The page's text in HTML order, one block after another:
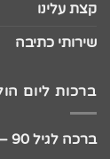
קצת עלינו
שירותי כתיבה
ברכות ליום
ברכה לגיל 90 – 100